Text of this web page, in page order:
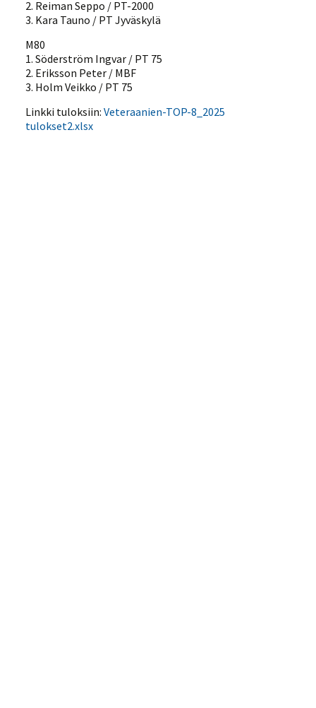
2. Reiman Seppo / PT-2000
3. Kara Tauno / PT Jyväskylä
M80
1. Söderström Ingvar / PT 75
2. Eriksson Peter / MBF
3. Holm Veikko / PT 75
Linkki tuloksiin:Veteraanien-TOP-8_2025
tulokset2.xlsx